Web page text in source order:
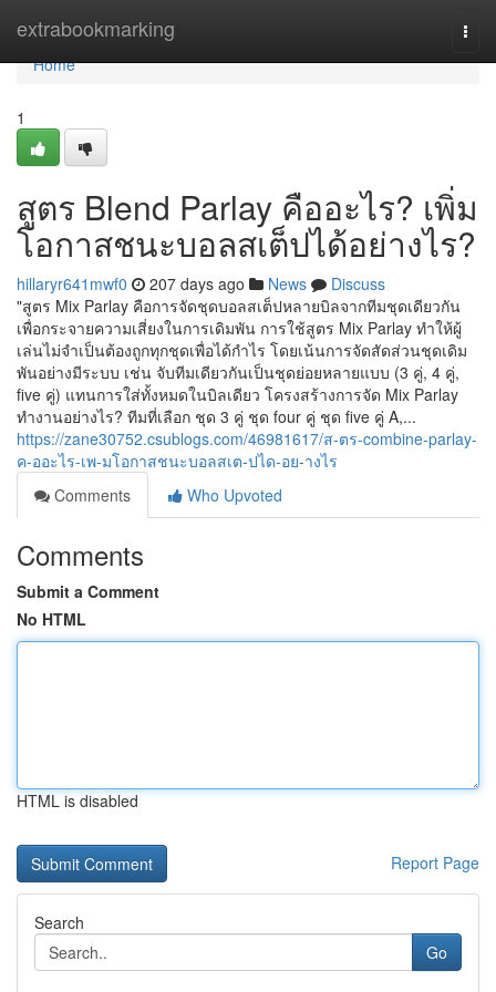
extrabookmarking
Home
Home
1
สูตร Blend Parlay คืออะไร? เพิ่ม
โอกาสชนะบอลสเต็ปได้อย่างไร?
hillaryr641mwf0 207 days ago News
Discuss
"สูตร Mix Parlay คือการจัดชุดบอลสเต็ปหลายบิลจากทีมชุดเดียวกัน
เพื่อกระจายความเสี่ยงในการเดิมพัน การใช้สูตร Mix Parlay ทำให้ผู้
เล่นไม่จำเป็นต้องถูกทุกชุดเพื่อได้กำไร โดยเน้นการจัดสัดส่วนชุดเดิม
พันอย่างมีระบบ เช่น จับทีมเดียวกันเป็นชุดย่อยหลายแบบ (3 คู่, 4 คู่,
five คู่) แทนการใส่ทั้งหมดในบิลเดียว โครงสร้างการจัด Mix Parlay
ทำงานอย่างไร? ทีมที่เลือก ชุด 3 คู่ ชุด four คู่ ชุด five คู่ A,...
https://zane30752.csublogs.com/46981617/ส-ตร-combine-parlay-
ค-ออะไร-เพ-มโอกาสชนะบอลสเต-ปได-อย-างไร
Comments
Who Upvoted
Comments
Submit a Comment
No HTML
HTML is disabled
Report Page
Search
Go